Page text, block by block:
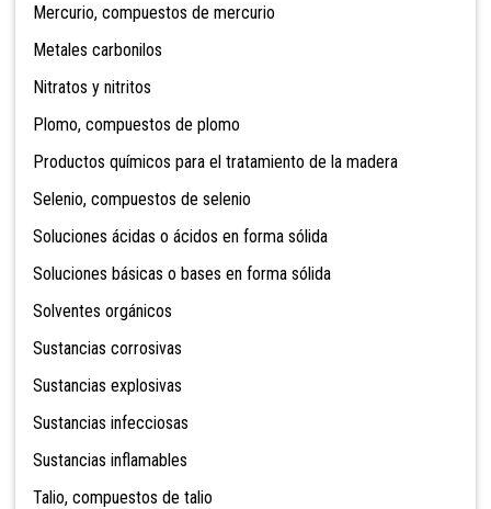
Mercurio, compuestos de mercurio
Metales carbonilos
Nitratos y nitritos
Plomo, compuestos de plomo
Productos químicos para el tratamiento de la madera
Selenio, compuestos de selenio
Soluciones ácidas o ácidos en forma sólida
Soluciones básicas o bases en forma sólida
Solventes orgánicos
Sustancias corrosivas
Sustancias explosivas
Sustancias infecciosas
Sustancias inflamables
Talio, compuestos de talio